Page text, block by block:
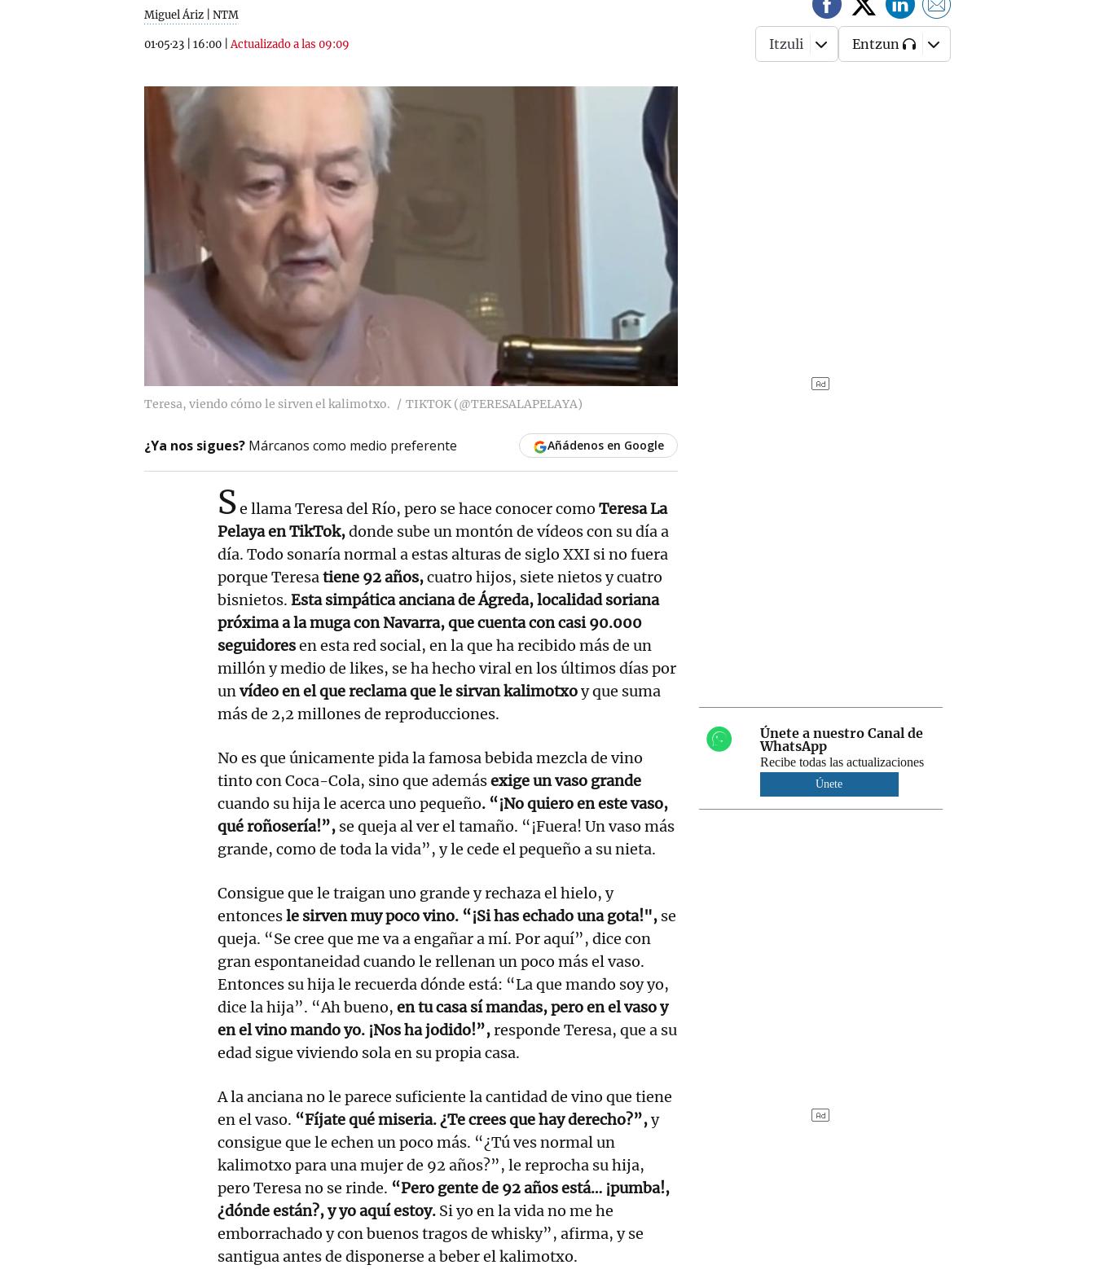
Miguel Áriz | NTM
01·05·23 16:00 |Actualizado a las 09:09 Itzuli Entzun
Teresa, viendo cómo le sirven el kalimotxo. TIKTOK (@TERESALAPELAYA)
¿Ya nos sigues? Márcanos como medio preferente Añádenos en Google
Se llama Teresa del Río, pero se hace conocer como Teresa La
Pelaya en TikTok,donde sube un montón de vídeos con su día a
día. Todo sonaría normal a estas alturas de siglo XXI si no fuera
porque Teresatiene 92 años,cuatro hijos, siete nietos y cuatro
bisnietos. Esta simpática anciana de Ágreda, localidad soriana
próxima a la muga con Navarra, que cuenta con casi 90.000
seguidoresen esta red social, en la que ha recibido más de un
millón y medio de likes, se ha hecho viral en los últimos días por
unvídeo en el que reclama que le sirvan kalimotxoy que suma
más de 2,2 millones de reproducciones.
No es que únicamente pida la famosa bebida mezcla de vino
tinto con Coca-Cola, sino que ademásexige un vaso grande
cuando su hija le acerca uno pequeño. “¡No quiero en este vaso,
qué roñosería!”, se queja al ver el tamaño. “¡Fuera! Un vaso más
grande, como de toda la vida”, y le cede el pequeño a su nieta.
Consigue que le traigan uno grande y rechaza el hielo, y
entoncesle sirven muy poco vino. “¡Si has echado una gota!", se
queja. “Se cree que me va a engañar a mí. Por aquí”, dice con
gran espontaneidad cuando le rellenan un poco más el vaso.
Entonces su hija le recuerda dónde está: “La que mando soy yo,
dice la hija”. “Ah bueno, en tu casa sí mandas, pero en el vaso y
en el vino mando yo. ¡Nos ha jodido!”,responde Teresa, que a su
edad sigue viviendo sola en su propia casa.
A la anciana no le parece suficiente la cantidad de vino que tiene
en el vaso. “Fíjate qué miseria. ¿Te crees que hay derecho?”,y
consigue que le echen un poco más. “¿Tú ves normal un
kalimotxo para una mujer de 92 años?”, le reprocha su hija,
pero Teresa no se rinde. “Pero gente de 92 años está… ¡pumba!,
¿dónde están?, y yo aquí estoy. Si yo en la vida no me he
emborrachado y con buenos tragos de whisky”, afirma, y se
santigua antes de disponerse a beber el kalimotxo.
Únete a nuestro Canal de
WhatsApp
Recibe todas las actualizaciones
Únete